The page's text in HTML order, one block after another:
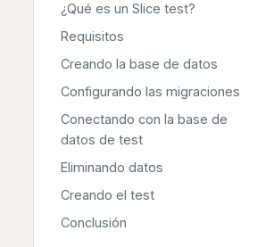
¿Qué es un Slice test?
Requisitos
Creando la base de datos
Configurando las migraciones
Conectando con la base de
datos de test
Eliminando datos
Creando el test
Conclusión